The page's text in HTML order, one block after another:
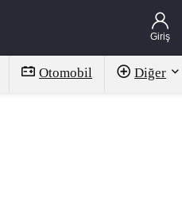
Giriş
Otomobil Diğer